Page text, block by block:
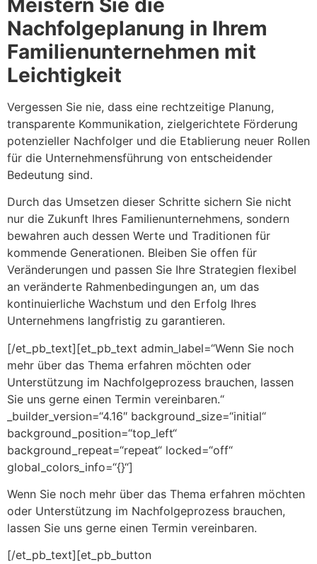
Meistern Sie die
Nachfolgeplanung in Ihrem
Familienunternehmen mit
Leichtigkeit
Vergessen Sie nie, dass eine rechtzeitige Planung,
transparente Kommunikation, zielgerichtete Förderung
potenzieller Nachfolger und die Etablierung neuer Rollen
für die Unternehmensführung von entscheidender
Bedeutung sind.
Durch das Umsetzen dieser Schritte sichern Sie nicht
nur die Zukunft Ihres Familienunternehmens, sondern
bewahren auch dessen Werte und Traditionen für
kommende Generationen. Bleiben Sie offen für
Veränderungen und passen Sie Ihre Strategien flexibel
an veränderte Rahmenbedingungen an, um das
kontinuierliche Wachstum und den Erfolg Ihres
Unternehmens langfristig zu garantieren.
[/et_pb_text][et_pb_text admin_label=“Wenn Sie noch
mehr über das Thema erfahren möchten oder
Unterstützung im Nachfolgeprozess brauchen, lassen
Sie uns gerne einen Termin vereinbaren.“
_builder_version=“4.16″ background_size=“initial“
background_position=“top_left“
background_repeat=“repeat“ locked=“off“
global_colors_info=“{}“]
Wenn Sie noch mehr über das Thema erfahren möchten
oder Unterstützung im Nachfolgeprozess brauchen,
lassen Sie uns gerne einen Termin vereinbaren.
[/et_pb_text][et_pb_button